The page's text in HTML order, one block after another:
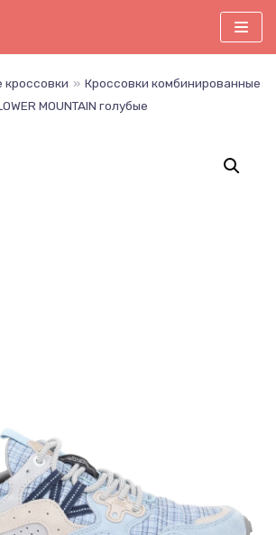
» Кроссовки комбинированные
MOUNTAIN голубые